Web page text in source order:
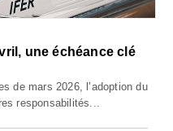
une échéance clé
de mars 2026, l’adoption du
responsabilités...